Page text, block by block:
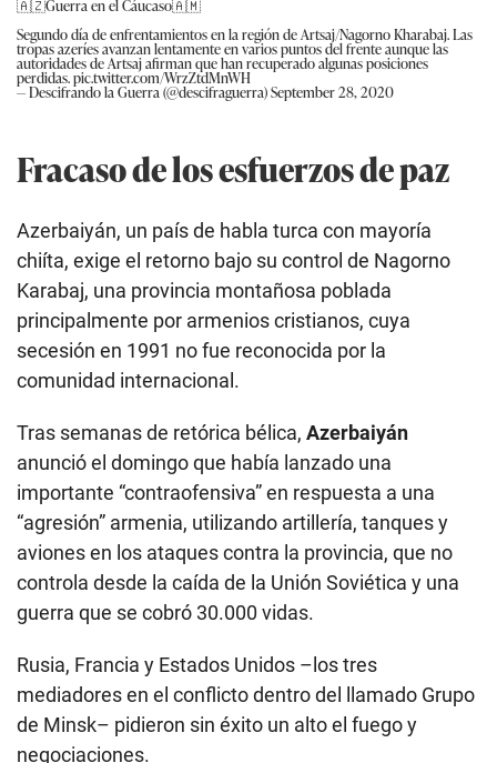
🇦🇿Guerra en el Cáucaso🇦🇲
Segundo día de enfrentamientos en la región de Artsaj/Nagorno Kharabaj. Las
tropas azeríes avanzan lentamente en varios puntos del frente aunque las
autoridades de Artsaj afirman que han recuperado algunas posiciones
perdidas.pic.twitter.com/WrzZtdMnWH
— Descifrando la Guerra (@descifraguerra)September 28, 2020
Fracaso de los esfuerzos de paz
Azerbaiyán, un país de habla turca con mayoría
chiíta, exige el retorno bajo su control de Nagorno
Karabaj, una provincia montañosa poblada
principalmente por armenios cristianos, cuya
secesión en 1991 no fue reconocida por la
comunidad internacional.
Tras semanas de retórica bélica, Azerbaiyán
anunció el domingo que había lanzado una
importante “contraofensiva” en respuesta a una
“agresión” armenia, utilizando artillería, tanques y
aviones en los ataques contra la provincia, que no
controla desde la caída de la Unión Soviética y una
guerra que se cobró 30.000 vidas.
Rusia, Francia y Estados Unidos –los tres
mediadores en el conflicto dentro del llamado Grupo
de Minsk– pidieron sin éxito un alto el fuego y
negociaciones.